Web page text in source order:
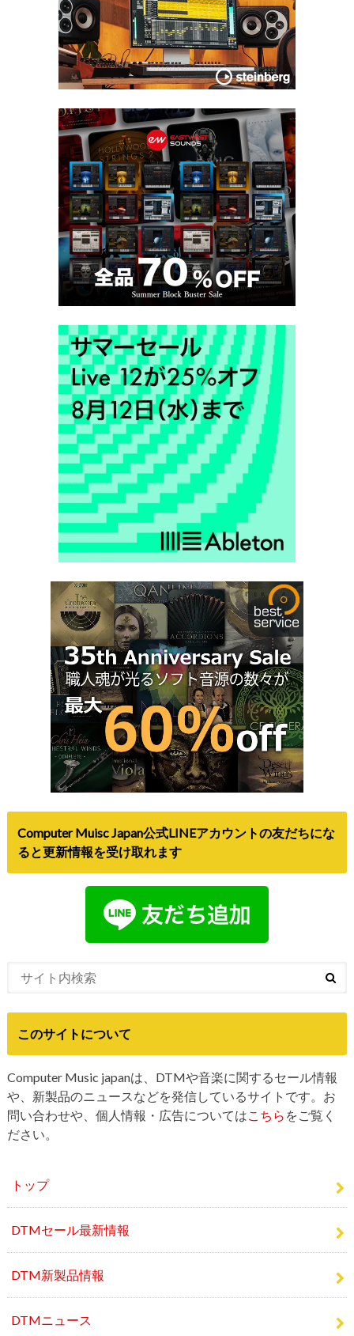
Computer Muisc Japan公式LINEアカウントの友だちにな
ると更新情報を受け取れます
このサイトについて
Computer Music japanは、DTMや音楽に関するセール情報
や、新製品のニュースなどを発信しているサイトです。お
問い合わせや、個人情報・広告についてはこちら をご覧く
ださい。
トップ
DTMセール最新情報
DTM新製品情報
DTMニュース